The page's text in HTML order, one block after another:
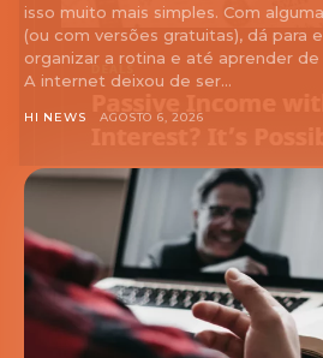
isso muito mais simples. Com
(ou com versões gratuitas), dá para
organizar a rotina e até aprender
A internet deixou de ser...
HI NEWS AGOSTO 6, 2026